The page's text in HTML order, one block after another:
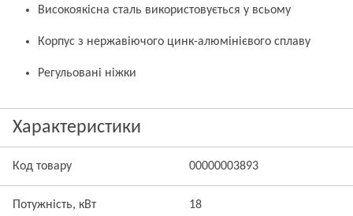
Високоякісна сталь використовується у всьому
Корпус з нержавіючого цинк-алюмінієвого сплаву
Регульовані ніжки
Характеристики
Код товару 00000003893
Потужність, кВт 18